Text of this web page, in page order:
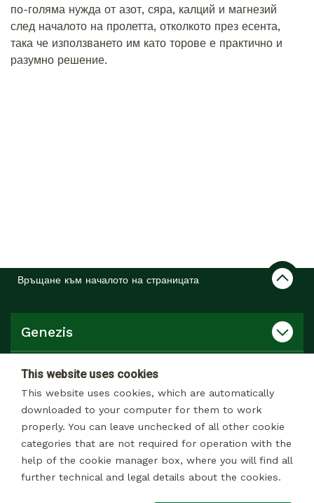
This website uses cookies
This website uses cookies, which are automatically
downloaded to your computer for them to work
properly. You can leave unchecked of all other cookie
categories that are not required for operation with the
help of the cookie manager box, where you will find all
further technical and legal details about the cookies.
по-голяма нужда от азот, сяра, калций и магнезий
след началото на пролетта, отколкото през есента,
така че използването им като торове е практично и
разумно решение.
Връщане към началото на страницата
Genezis
Продукти, услуги
Връзки
Продуктов каталог